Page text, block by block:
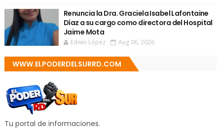
Renuncia la Dra. Graciela Isabel Lafontaine
Díaz a su cargo como directora del Hospital
Jaime Mota
Edwin López Aug 06, 2026
WWW.ELPODERDELSURRD.COM
Tu portal de informaciones.